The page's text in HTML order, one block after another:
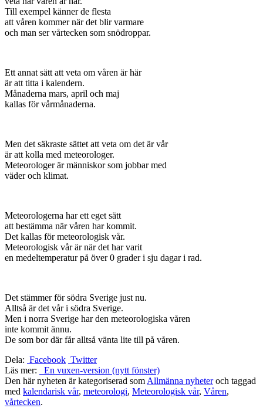
Till exempel känner de flesta
att våren kommer när det blir varmare
och man ser vårtecken som snödroppar.
Ett annat sätt att veta om våren är här
är att titta i kalendern.
Månaderna mars, april och maj
kallas för vårmånaderna.
Men det säkraste sättet att veta om det är vår
är att kolla med meteorologer.
Meteorologer är människor som jobbar med
väder och klimat.
Meteorologerna har ett eget sätt
att bestämma när våren har kommit.
Det kallas för meteorologisk vår.
Meteorologisk vår är när det har varit
en medeltemperatur på över 0 grader i sju dagar i rad.
Det stämmer för södra Sverige just nu.
Alltså är det vår i södra Sverige.
Men i norra Sverige har den meteorologiska våren
inte kommit ännu.
De som bor där får alltså vänta lite till på våren.
Dela: Facebook Twitter
Läs mer:
En vuxen-version (nytt fönster)
Den här nyheten är kategoriserad som Allmänna nyheteroch taggad
med kalendarisk vår, meteorologi, Meteorologisk vår, Våren,
vårtecken.